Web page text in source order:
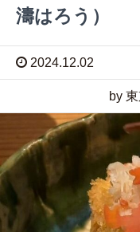
濤はろう）
2024.12.02
by